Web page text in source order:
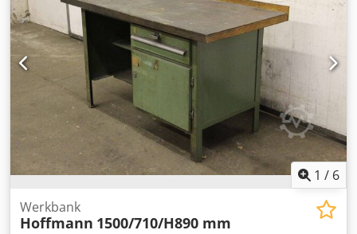
1 / 6
Werkbank
Hoffmann 1500/710/H890 mm